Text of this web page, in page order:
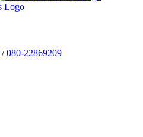
/080-22869209